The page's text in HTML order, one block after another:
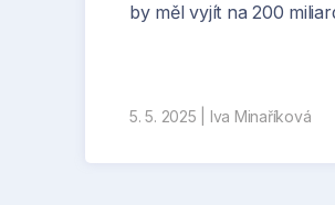
by měl vyjít na 200
5. 5. 2025 Iva Minaříková